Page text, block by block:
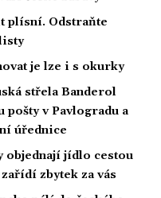
plísní. Odstraňte
je lze i s okurky
střela Banderol
v Pavlogradu a
úřednice
objednají jídlo cestou
zbytek za vás